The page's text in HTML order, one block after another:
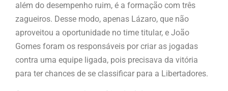
além do desempenho ruim, é a formação com três
zagueiros. Desse modo, apenas Lázaro, que não
aproveitou a oportunidade no time titular, e João
Gomes foram os responsáveis por criar as jogadas
contra uma equipe ligada, pois precisava da vitória
para ter chances de se classificar para a Libertadores.